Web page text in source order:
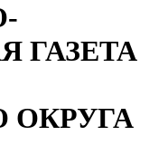
ГАЗЕТА
ОКРУГА